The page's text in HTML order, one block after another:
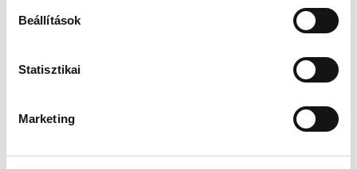
Beállítások
Statisztikai
Marketing
helytálltak a világ legjobb kézilabdázói,
illetve a világ egyik legjobb csapata ellen.
Látszott a dánokon, hogy